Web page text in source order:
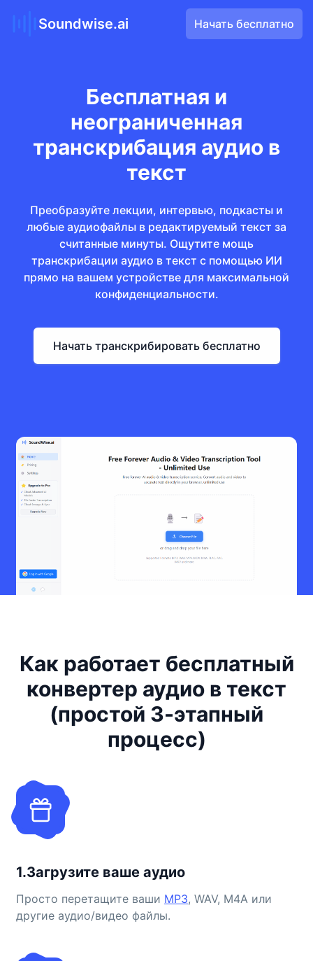
Soundwise.ai Начать бесплатно
Бесплатная и
неограниченная
транскрибация аудио в
текст
Преобразуйте лекции, интервью, подкасты и
любые аудиофайлы в редактируемый текст за
считанные минуты. Ощутите мощь
транскрибации аудио в текст с помощью ИИ
прямо на вашем устройстве для максимальной
конфиденциальности.
Начать транскрибировать бесплатно
Как работает бесплатный
конвертер аудио в текст
(простой 3-этапный
процесс)
1.Загрузите ваше аудио
Просто перетащите ваши MP3, WAV, M4A или
другие аудио/видео файлы.